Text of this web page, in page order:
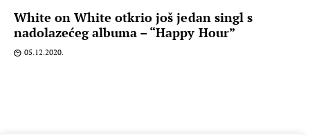
White on White otkrio još jedan singl s
nadolazećeg albuma – “Happy Hour”
05.12.2020.